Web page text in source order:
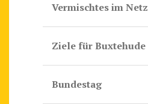
Vermischtes im Netz
Ziele für Buxtehude
Bundestag